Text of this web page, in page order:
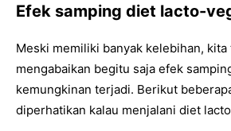
Efek samping diet lacto-
Meski memiliki banyak kelebihan, kita
mengabaikan begitu saja efek
kemungkinan terjadi. Berikut
diperhatikan kalau menjalani diet